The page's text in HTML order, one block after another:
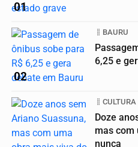
01
02
BAURU
6,25 e
CULTURA
Doze
mas com
nunca